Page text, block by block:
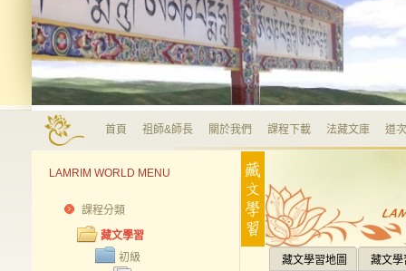
首頁 祖師&師長 關於我們 課程下載 法藏文庫 道
LAMRIM WORLD MENU
課程分類
藏文學習
初級
藏文學習地圖 藏文學